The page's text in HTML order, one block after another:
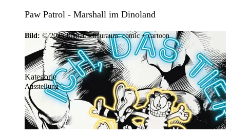
Paw Patrol - Marshall im Dinoland
Bild: © 2025 Ramar/schauraum: comic + cartoon
Kategorie
Ausstellung